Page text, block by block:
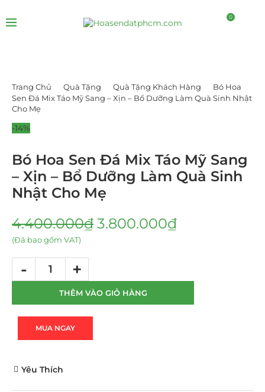
0
Trang Chủ Quà Tặng Quà Tặng Khách Hàng
Bó Hoa
Sen Đá Mix Táo Mỹ Sang – Xịn – Bổ Dưỡng Làm Quà Sinh Nhật
Cho Mẹ
-14%
Bó Hoa Sen Đá Mix Táo Mỹ Sang
– Xịn – Bổ Dưỡng Làm Quà Sinh
Nhật Cho Mẹ
4.400.000₫ 3.800.000₫
(Đã bao gồm VAT)
THÊM VÀO GIỎ HÀNG
MUA NGAY
Yêu Thích